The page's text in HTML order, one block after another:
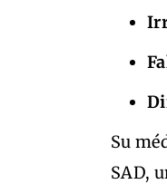
Su
SAD,